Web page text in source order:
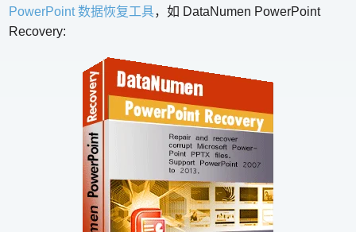
PowerPoint 数据恢复工具，如 DataNumen PowerPoint
Recovery: